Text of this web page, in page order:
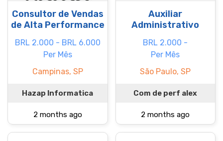
Consultor de Vendas
de Alta Performance
BRL 2.000 - BRL 6.000
Per Mês
Campinas, SP
Hazap Informatica
2 months ago
Auxiliar
Administrativo
BRL 2.000 -
Per Mês
São Paulo, SP
Com de perf alex
2 months ago